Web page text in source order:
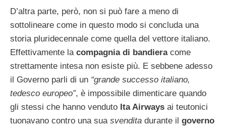
D’altra parte, però, non si può fare a meno di
sottolineare come in questo modo si concluda una
storia pluridecennale come quella del vettore italiano.
Effettivamente la compagnia di bandieracome
strettamente intesa non esiste più. E sebbene adesso
il Governo parli di un “grande successo italiano,
tedesco europeo”, è impossibile dimenticare quando
gli stessi che hanno venduto Ita Airways ai teutonici
tuonavano contro una sua svendita durante il governo